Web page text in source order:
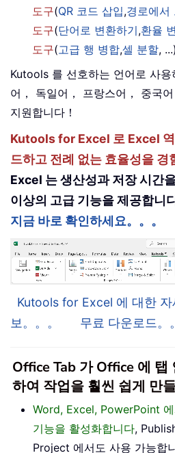
도구(QR 코드 삽입,경로에서
도구(단어로 변환하기,환율
도구(고급 행 병합,셀 분할, ...)
Kutools 를 선호하는 언어로 사용
어， 독일어， 프랑스어， 중국
지원합니다！
Kutools for Excel 로 Excel 역
드하고 전례 없는 효율성을 경
Excel 는 생산성과 저장 시간
이상의 고급 기능을 제공합니다
지금 바로 확인하세요。。。
Kutools for Excel 에 대한 자
보。。。
무료 다운로드。
Office Tab 가 Office 에 탭
하여 작업을 훨씬 쉽게 만
Word, Excel, PowerPoint
기능을 활성화합니다,
Project 에서도 사용 가능합니